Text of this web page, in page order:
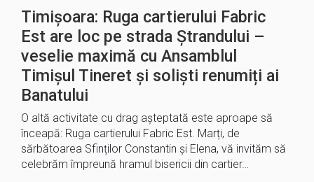
Timișoara: Ruga cartierului Fabric
Est are loc pe strada Ștrandului –
veselie maximă cu Ansamblul
Timișul Tineret și soliști renumiți ai
Banatului
O altă activitate cu drag așteptată este aproape să
înceapă: Ruga cartierului Fabric Est. Marți, de
sărbătoarea Sfinților Constantin și Elena, vă invităm să
celebrăm împreună hramul bisericii din cartier…